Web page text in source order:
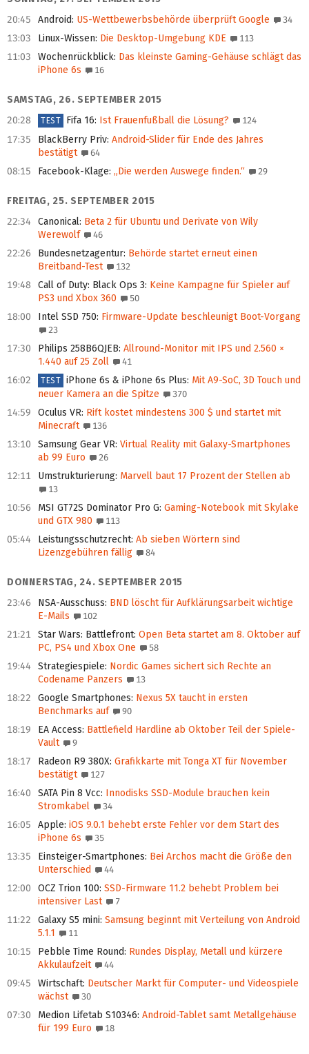
20:45
Android: US-Wettbewerbsbehörde überprüft Google 34
13:03 Linux-Wissen: Die Desktop-Umgebung KDE 113
11:03 Wochenrückblick: Das kleinste Gaming-Gehäuse schlägt das
iPhone 6s
16
SAMSTAG, 26. SEPTEMBER 2015
20:28
TEST Fifa 16: Ist Frauenfußball die Lösung? 124
17:35 BlackBerry Priv: Android-Slider für Ende des Jahres
bestätigt
64
08:15 Facebook-Klage: „Die werden Auswege finden.“ 29
FREITAG, 25. SEPTEMBER 2015
22:34
Canonical: Beta 2 für Ubuntu und Derivate von Wily
Werewolf
46
22:26 Bundesnetzagentur: Behörde startet erneut einen
Breitband-Test
132
19:48 Call of Duty: Black Ops 3: Keine Kampagne für Spieler auf
PS3 und Xbox 360
50
18:00 Intel SSD 750: Firmware-Update beschleunigt Boot-Vorgang
23
17:30 Philips 258B6QJEB: Allround-Monitor mit IPS und 2.560 ×
1.440 auf 25 Zoll
41
16:02 TEST iPhone 6s & iPhone 6s Plus: Mit A9-SoC, 3D Touch und
neuer Kamera an die Spitze
370
14:59 Oculus VR: Rift kostet mindestens 300 $ und startet mit
Minecraft
136
13:10 Samsung Gear VR: Virtual Reality mit Galaxy-Smartphones
ab 99 Euro
26
12:11 Umstrukturierung: Marvell baut 17 Prozent der Stellen ab
13
10:56 MSI GT72S Dominator Pro G: Gaming-Notebook mit Skylake
und GTX 980
113
05:44 Leistungsschutzrecht: Ab sieben Wörtern sind
Lizenzgebühren fällig
84
DONNERSTAG, 24. SEPTEMBER 2015
23:46
NSA-Ausschuss: BND löscht für Aufklärungsarbeit wichtige
E-Mails
102
21:21 Star Wars: Battlefront: Open Beta startet am 8. Oktober auf
PC, PS4 und Xbox One
58
19:44 Strategiespiele: Nordic Games sichert sich Rechte an
Codename Panzers
13
18:22 Google Smartphones: Nexus 5X taucht in ersten
Benchmarks auf
90
18:19 EA Access: Battlefield Hardline ab Oktober Teil der Spiele-
Vault
9
18:17 Radeon R9 380X: Grafikkarte mit Tonga XT für November
bestätigt
127
16:40 SATA Pin 8 Vcc: Innodisks SSD-Module brauchen kein
Stromkabel
34
16:05 Apple: iOS 9.0.1 behebt erste Fehler vor dem Start des
iPhone 6s
35
13:35 Einsteiger-Smartphones: Bei Archos macht die Größe den
Unterschied
44
12:00 OCZ Trion 100: SSD-Firmware 11.2 behebt Problem bei
intensiver Last
7
11:22 Galaxy S5 mini: Samsung beginnt mit Verteilung von Android
5.1.1
11
10:15 Pebble Time Round: Rundes Display, Metall und kürzere
Akkulaufzeit
44
09:45 Wirtschaft: Deutscher Markt für Computer- und Videospiele
wächst
30
07:30 Medion Lifetab S10346: Android-Tablet samt Metallgehäuse
für 199 Euro
18